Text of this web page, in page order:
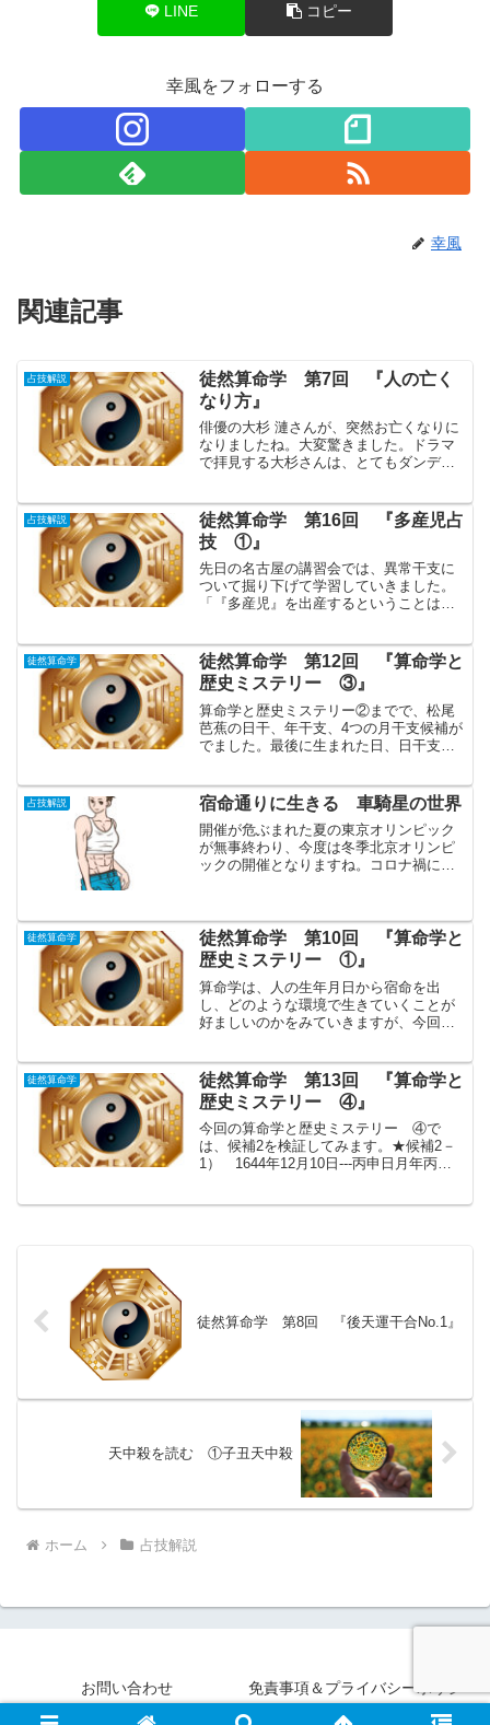
LINE コピー
幸風をフォローする
幸風
関連記事
占技解説
徒然算命学 第7回 『人の亡く
なり方』
俳優の大杉 漣さんが、突然お亡くなりに
なりましたね。大変驚きました。ドラマ
で拝見する大杉さんは、とてもダンディ
活躍できるはずだった方がお亡くなりに
なったことは、大変...
占技解説
徒然算命学 第16回 『多産児占
技 ①』
先日の名古屋の講習会では、異常干支に
ついて掘り下げて学習していきました。
「『多産児』を出産するということは、
いですよ。」との先生が仰いましたの
で、今回から、多産児の宿命...
徒然算命学
徒然算命学 第12回 『算命学と
歴史ミステリー ③』
算命学と歴史ミステリー②までで、松尾
芭蕉の日干、年干支、4つの月干支候補が
でました。最後に生まれた日、日干支を
て、十大主星に鳳閣星（自然体・自然に
親しむ）、調舒星（芸術...
占技解説 宿命通りに生きる 車騎星の世界
開催が危ぶまれた夏の東京オリンピック
が無事終わり、今度は冬季北京オリンピ
ックの開催となりますね。コロナ禍にお
リンピックが開催されて良かったと思い
ました。月並みの表現にな...
徒然算命学
徒然算命学 第10回 『算命学と
歴史ミステリー ①』
算命学は、人の生年月日から宿命を出
し、どのような環境で生きていくことが
好ましいのかをみていきますが、今回は
す。今回、生年月日を推測する人物は、
江戸時代、「奥の細道」を表し...
徒然算命学
徒然算命学 第13回 『算命学と
歴史ミステリー ④』
今回の算命学と歴史ミステリー ④で
は、候補2を検証してみます。★候補2－
1） 1644年12月10日---丙申日月年丙丙
徒然算命学 第8回 『後天運干合No.1』
天中殺を読む ①子丑天中殺
ホーム 占技解説
お問い合わせ 免責事項＆プライバシーポリシー